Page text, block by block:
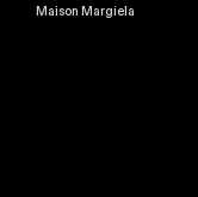
Maison Margiela